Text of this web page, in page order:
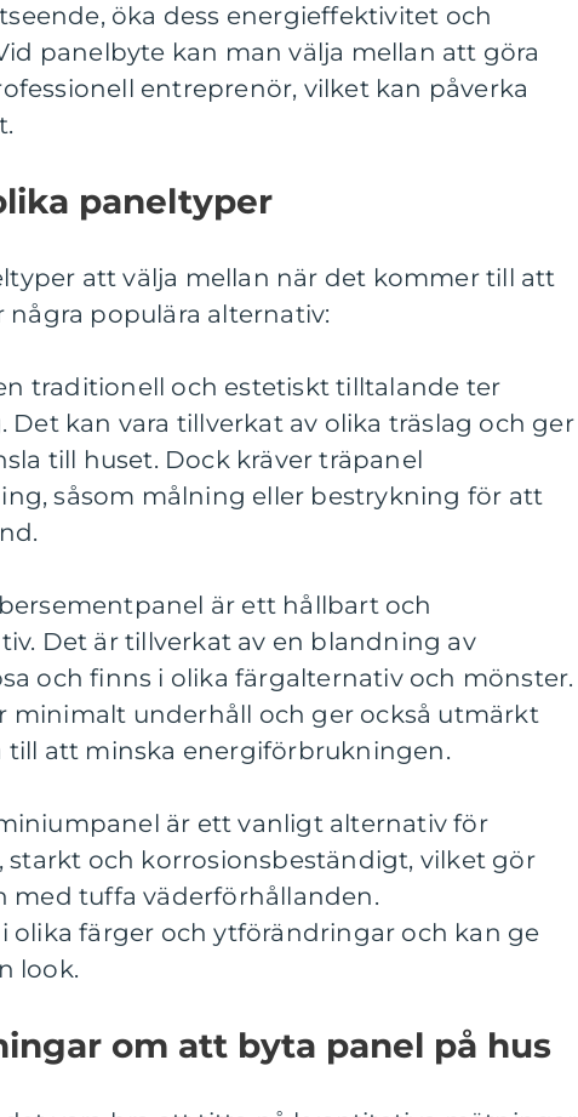
öka dess energieffektivitet och
panelbyte kan man välja mellan att göra
entreprenör, vilket kan påverka
paneltyper
att välja mellan när det kommer till att
några populära alternativ:
en traditionell och estetiskt tilltalande ter
kan vara tillverkat av olika träslag och ger
till huset. Dock kräver träpanel
såsom målning eller bestrykning för att
är ett hållbart och
Det är tillverkat av en blandning av
och finns i olika färgalternativ och mönster.
minimalt underhåll och ger också utmärkt
till att minska energiförbrukningen.
är ett vanligt alternativ för
starkt och korrosionsbeständigt, vilket gör
med tuffa väderförhållanden.
olika färger och ytförändringar och kan ge
look.
om att byta panel på hus